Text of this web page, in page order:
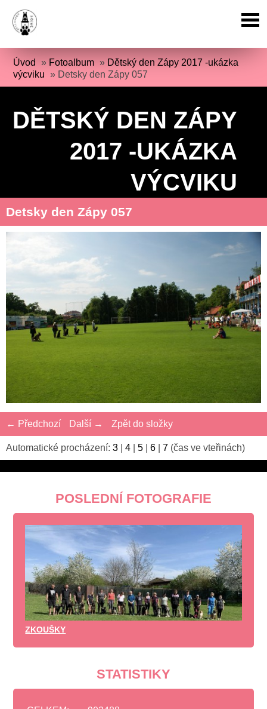
Úvod » Fotoalbum » Dětský den Zápy 2017 -ukázka
výcviku » Detsky den Zápy 057
DĚTSKÝ DEN ZÁPY
2017 -UKÁZKA
VÝCVIKU
Detsky den Zápy 057
← Předchozí Další → Zpět do složky
Automatické procházení: 3 4 5 6 7 (čas ve vteřinách)
POSLEDNÍ FOTOGRAFIE
ZKOUŠKY
STATISTIKY